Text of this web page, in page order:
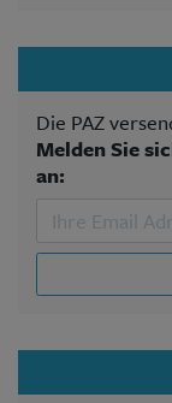
Die PAZ
Melden Sie
an: